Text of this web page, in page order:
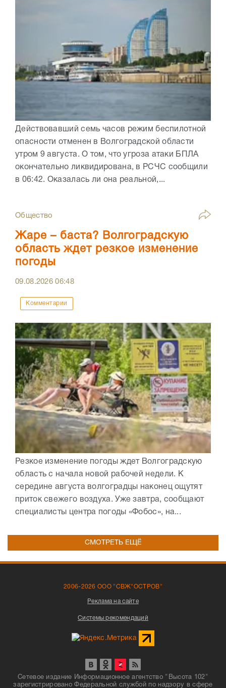
Действовавший семь часов режим беспилотной
опасности отменен в Волгоградской области
утром 9 августа. О том, что угроза атаки БПЛА
окончательно ликвидирована, в РСЧС сообщили
в 06:42. Оказалась ли она реальной,...
Общество
Жаре – баста? Волгоградскую
область ждет резкое изменение
погоды
09.08.202606:48
Комментарии
Резкое изменение погоды ждет Волгоградскую
область с начала новой рабочей недели. К
середине августа волгоградцы наконец ощутят
приток свежего воздуха. Уже завтра, сообщают
специалисты центра погоды «Фобос», на...
СМОТРЕТЬ ЕЩЁ
2006-2026 ООО "СВЖ"ОСТРОВ"
Реклама на сайте
Системы рекомендаций
Сетевое издание Информационное агентство "Высота 102"
зарегистрировано Федеральной службой по надзору в сфере